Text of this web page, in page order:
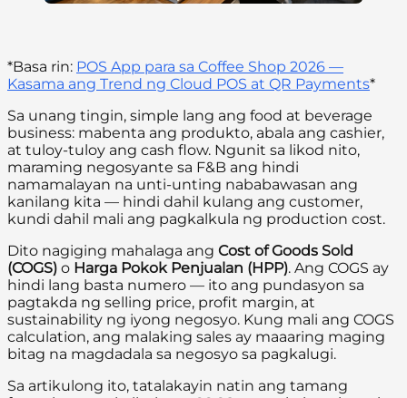
*Basa rin: POS App para sa Coffee Shop 2026 —
Kasama ang Trend ng Cloud POS at QR Payments*
Sa unang tingin, simple lang ang food at beverage
business: mabenta ang produkto, abala ang cashier,
at tuloy-tuloy ang cash flow. Ngunit sa likod nito,
maraming negosyante sa F&B ang hindi
namamalayan na unti-unting nababawasan ang
kanilang kita — hindi dahil kulang ang customer,
kundi dahil mali ang pagkalkula ng production cost.
Dito nagiging mahalaga ang Cost of Goods Sold
(COGS) o Harga Pokok Penjualan (HPP). Ang COGS ay
hindi lang basta numero — ito ang pundasyon sa
pagtakda ng selling price, profit margin, at
sustainability ng iyong negosyo. Kung mali ang COGS
calculation, ang malaking sales ay maaaring maging
bitag na magdadala sa negosyo sa pagkalugi.
Sa artikulong ito, tatalakayin natin ang tamang